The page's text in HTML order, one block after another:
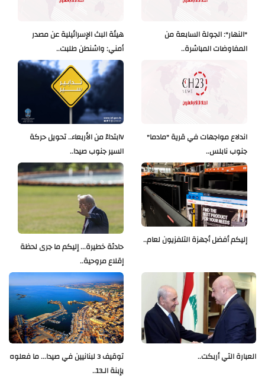
هيئة البث الإسرائيلية عن مصدر
أمني: واشنطن طلبت..
"النهار": الجولة السابعة من
المفاوضات المباشرة..
Vابتداءً من الأربعاء.. تحويل حركة
السير جنوب صيدا..
اندلاع مواجهات في قرية "مادما"
جنوب نابلس..
حادثة خطيرة... إليكم ما جرى لحظة
إقلاع مروحية..
إليكم أفضل أجهزة التلفزيون لعام..
توقيف 3 لبنانيين في صيدا... ما فعلوه
بإبنة الـ13..
العبارة التي أربكت..